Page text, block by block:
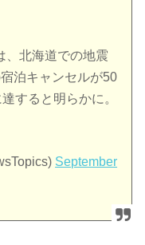
、北海道での地震
泊キャンセルが50
すると明らかに。
September